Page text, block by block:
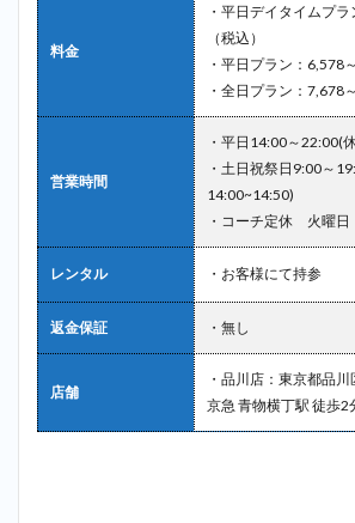
料金
・平日デイタイムプ
（税込）
・平日プラン：6,578
・全日プラン：7,678
営業時間
・平日14:00～22:00(
・土日祝祭日9:00～
14:00~14:50)
・コーチ定休 火曜日
レンタル ・お客様にて持参
返金保証 ・無し
店舗
・品川店：東京都品
京急 青物横丁駅 徒歩2